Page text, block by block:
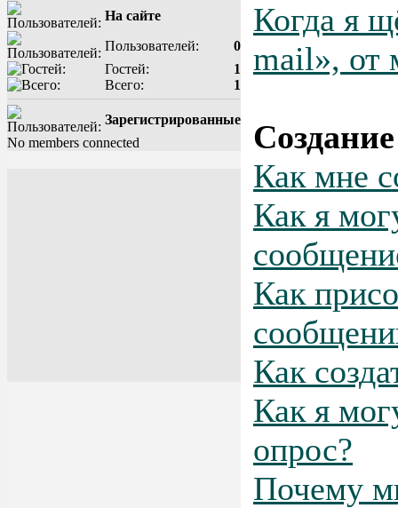
На сайте
Пользователей:
0
Гостей:
1
Всего:
1
Зарегистрированные
No members connected
Когда я
mail», от
Как мне
Как я
Как
Как
Как я
опрос?
Почему